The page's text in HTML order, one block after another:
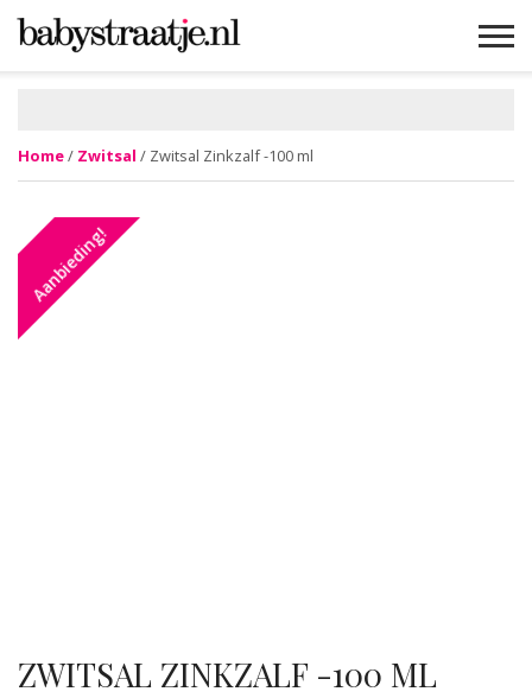
Home/ Zwitsal / Zwitsal Zinkzalf -100 ml
Aanbieding!
ZWITSAL ZINKZALF -100 ML